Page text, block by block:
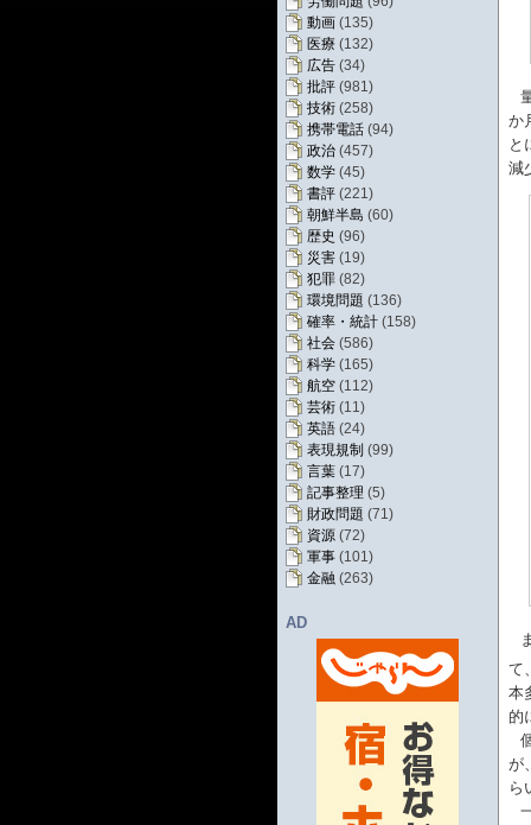
動画 (135)
医療 (132)
広告 (34)
批評 (981)
技術 (258)
携帯電話 (94)
政治 (457)
数学 (45)
書評 (221)
朝鮮半島 (60)
歴史 (96)
災害 (19)
犯罪 (82)
環境問題 (136)
確率・統計 (158)
社会 (586)
科学 (165)
航空 (112)
芸術 (11)
英語 (24)
表現規制 (99)
言葉 (17)
記事整理 (5)
財政問題 (71)
資源 (72)
軍事 (101)
金融 (263)
AD
か
と
減
て
本
的
が
ら